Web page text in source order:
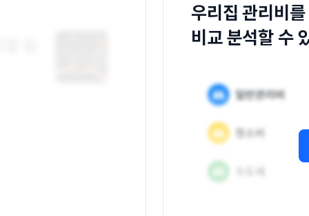
우리집 관리비
비교 분석할 수